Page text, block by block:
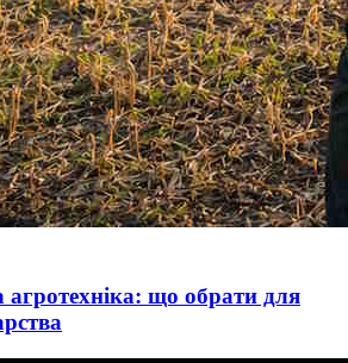
що обрати для